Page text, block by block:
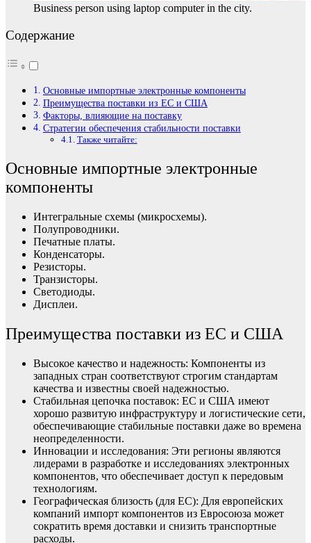
Business person using laptop computer in the city.
Содержание
Основные импортные электронные компоненты
Преимущества поставки из ЕС и США
Факторы, влияющие на поставку
Стратегии обеспечения стабильности поставки
Также читайте:
Основные импортные электронные
компоненты
Интегральные схемы (микросхемы).
Полупроводники.
Печатные платы.
Конденсаторы.
Резисторы.
Транзисторы.
Светодиоды.
Дисплеи.
Преимущества поставки из ЕС и США
Высокое качество и надежность: Компоненты из
западных стран соответствуют строгим стандартам
качества и известны своей надежностью.
Стабильная цепочка поставок: ЕС и США имеют
хорошо развитую инфраструктуру и логистические сети,
обеспечивающие стабильные поставки даже во времена
неопределенности.
Инновации и исследования: Эти регионы являются
лидерами в разработке и исследованиях электронных
компонентов, что обеспечивает доступ к передовым
технологиям.
Географическая близость (для ЕС): Для европейских
компаний импорт компонентов из Евросоюза может
сократить время доставки и снизить транспортные
расходы.